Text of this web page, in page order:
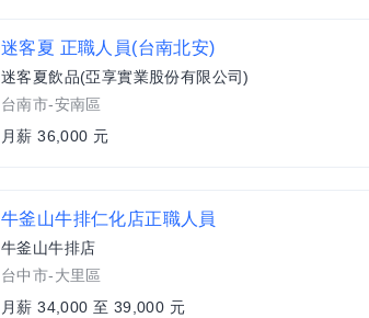
迷客夏 正職人員(台南北安)
迷客夏飲品(亞享實業股份有限公司)
台南市-安南區
月薪 36,000 元
牛釜山牛排仁化店正職人員
牛釜山牛排店
台中市-大里區
月薪 34,000 至 39,000 元